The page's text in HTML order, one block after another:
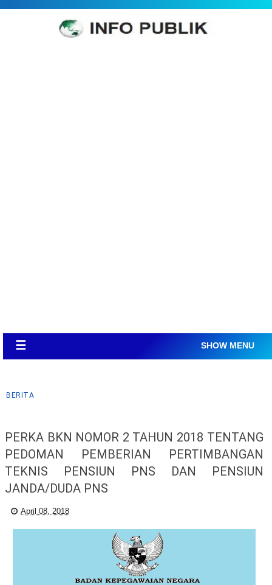
☰ SHOW MENU
BERITA
PERKA BKN NOMOR 2 TAHUN 2018 TENTANG
PEDOMAN PEMBERIAN PERTIMBANGAN
TEKNIS PENSIUN PNS DAN PENSIUN
JANDA/DUDA PNS
April 08, 2018